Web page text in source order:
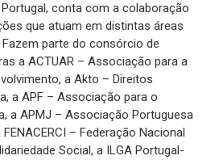
conta com a colaboração
que atuam em distintas áreas
parte do consórcio de
a ACTUAR – Associação para a
a Akto – Direitos
a APF – Associação para o
a APMJ – Associação Portuguesa
– Federação Nacional
Social, a ILGA Portugal-